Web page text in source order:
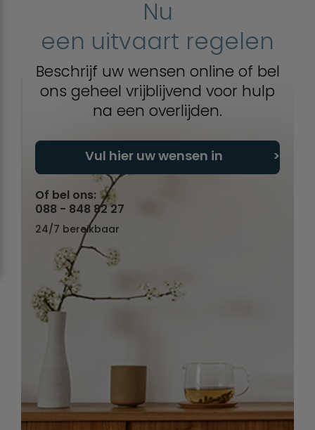
Nu
een uitvaart regelen
Beschrijf uw wensen online of bel
ons geheel vrijblijvend voor hulp
na een overlijden.
Vul hier uw wensen in
Of bel ons:
088 - 848 82 27
24/7 bereikbaar